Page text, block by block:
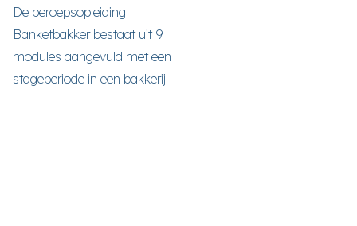
De beroepsopleiding
Banketbakker bestaat uit 9
modules aangevuld met een
stageperiode in een bakkerij.